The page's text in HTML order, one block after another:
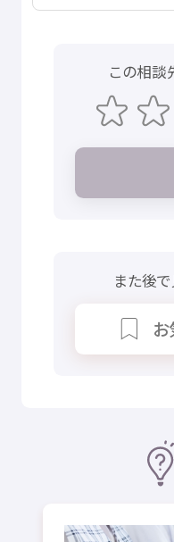
この相談
また後で
お